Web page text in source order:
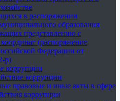
в распоряжении
образования
представлению с
(распоряжение
Федерации от
р)
коррупции
коррупции
правовые и иные акты в сфере
коррупции